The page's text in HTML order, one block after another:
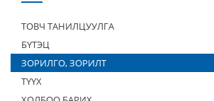
ТОВЧ ТАНИЛЦУУЛГА
БҮТЭЦ
ЗОРИЛГО, ЗОРИЛТ
ТҮҮХ